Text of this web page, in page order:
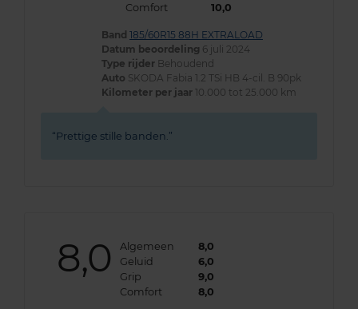
Comfort
10,0
Band 185/60R15 88H EXTRALOAD
Datum beoordeling 6 juli 2024
Type rijder Behoudend
Auto SKODA Fabia 1.2 TSi HB 4-cil. B 90pk
Kilometer per jaar 10.000 tot 25.000 km
Prettige stille banden.
8,0 Algemeen
8,0
Geluid
6,0
Grip
9,0
Comfort
8,0